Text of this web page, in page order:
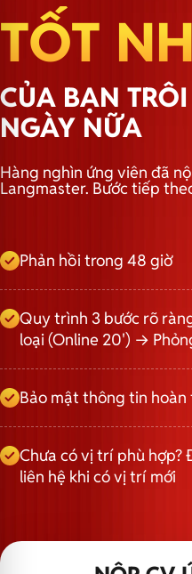
TRƯỞNG PHÒNG
TRƯỞNG NHÓM
TỐT
CỦA BẠN
NGÀY NỮA
Hàng nghìn ứng viên đã
Langmaster. Bước tiếp
Phản hồi trong 48 giờ
Quy trình 3 bước rõ
loại (Online 20') →
Bảo mật thông tin hoàn
Chưa có vị trí phù
liên hệ khi có vị trí mới